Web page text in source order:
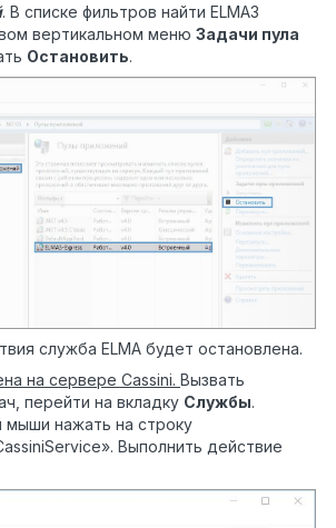
. В списке фильтров найти ELMA3
вертикальном меню Задачи пула
Остановить.
служба ELMA будет остановлена.
на сервере Cassini. Вызвать
перейти на вкладку Службы.
мыши нажать на строку
Выполнить действие